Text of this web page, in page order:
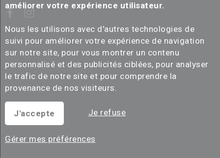
améliorer votre expérience utilisateur.
Nous les utilisons avec d'autres technologies de
suivi pour améliorer votre expérience de navigation
sur notre site, pour vous montrer un contenu
personnalisé et des publicités ciblées, pour analyser
le trafic de notre site et pour comprendre la
provenance de nos visiteurs.
J'accepte Je refuse
Gérer mes préférences